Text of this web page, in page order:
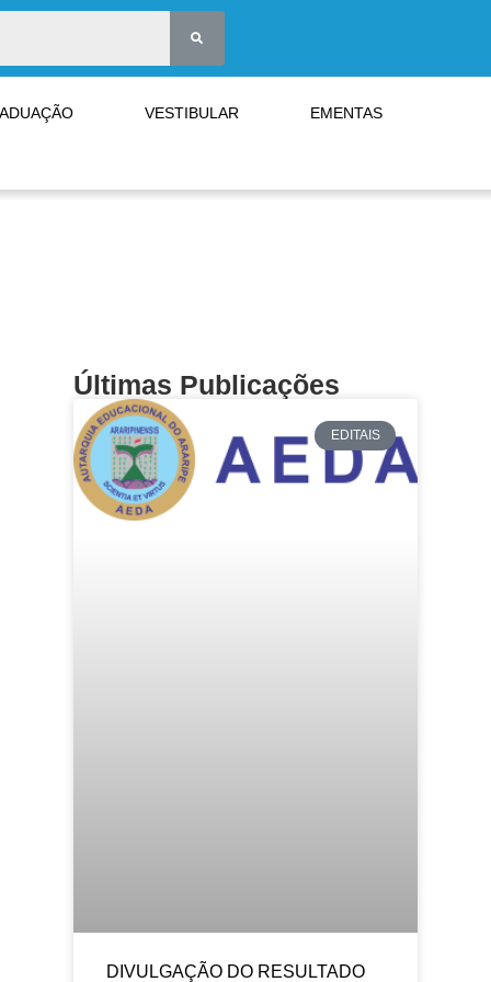
VESTIBULAR EMENTAS
Últimas Publicações
EDITAIS
DIVULGAÇÃO DO RESULTADO